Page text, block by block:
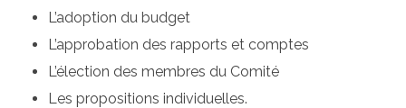
L’adoption du budget
L’approbation des rapports et comptes
L’élection des membres du Comité
Les propositions individuelles.